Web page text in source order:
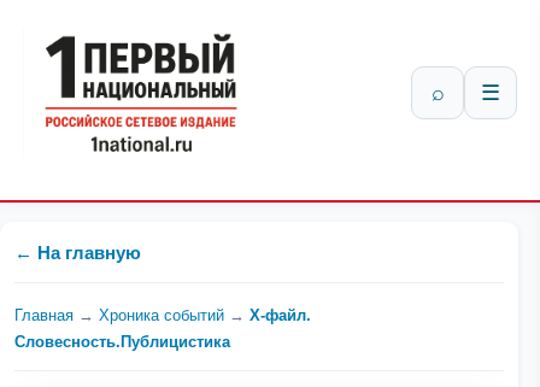
⌕ ☰
← На главную
Главная → Хроника событий → Х-файл.
Словесность.Публицистика